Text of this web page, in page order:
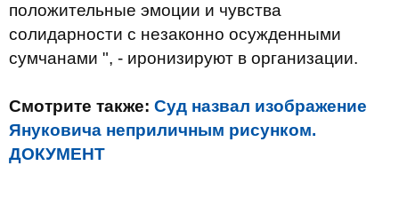
положительные эмоции и чувства
солидарности с незаконно осужденными
сумчанами ", - иронизируют в организации.
Смотрите также: Суд назвал изображение
Януковича неприличным рисунком.
ДОКУМЕНТ